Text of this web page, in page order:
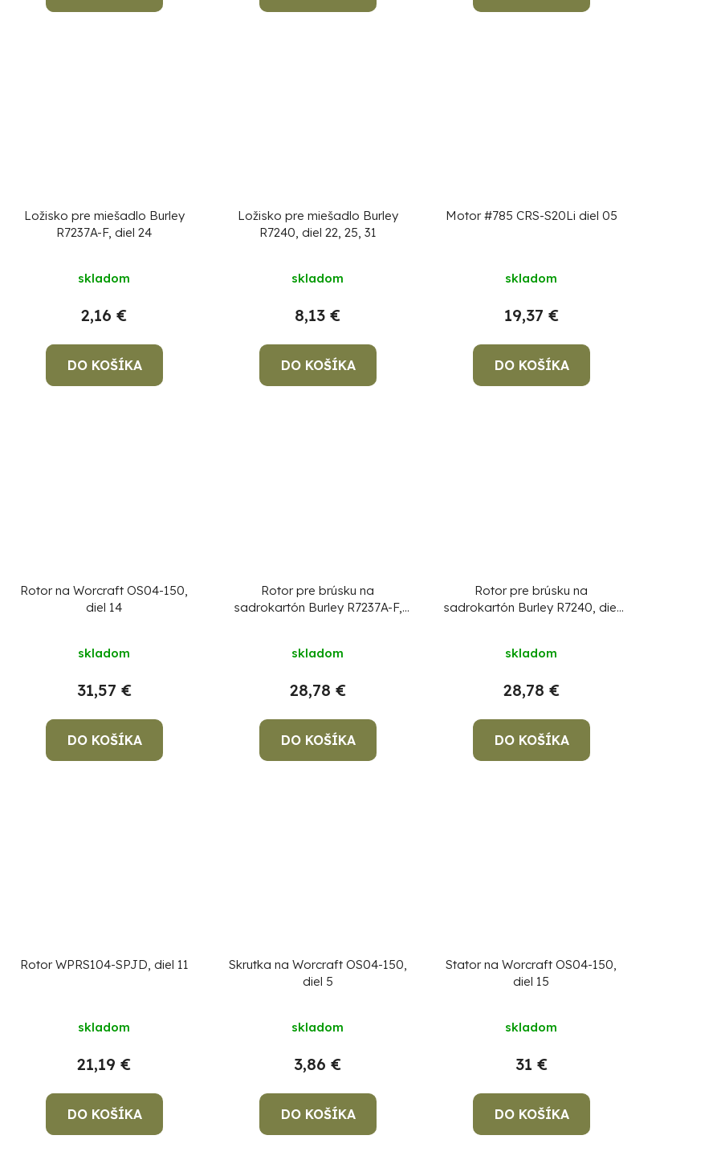
Ložisko pre miešadlo Burley
R7237A-F, diel 24
skladom
2,16 €
DO KOŠÍKA
Ložisko pre miešadlo Burley
R7240, diel 22, 25, 31
skladom
8,13 €
DO KOŠÍKA
Motor #785 CRS-S20Li diel 05
skladom
19,37 €
DO KOŠÍKA
Rotor na Worcraft OS04-150,
diel 14
skladom
31,57 €
DO KOŠÍKA
Rotor pre brúsku na
sadrokartón Burley R7237A-F,
skladom
28,78 €
DO KOŠÍKA
Rotor pre brúsku na
sadrokartón Burley R7240, diel
skladom
28,78 €
DO KOŠÍKA
Rotor WPRS104-SPJD, diel 11
skladom
21,19 €
DO KOŠÍKA
Skrutka na Worcraft OS04-150,
diel 5
skladom
3,86 €
DO KOŠÍKA
Stator na Worcraft OS04-150,
diel 15
skladom
31 €
DO KOŠÍKA